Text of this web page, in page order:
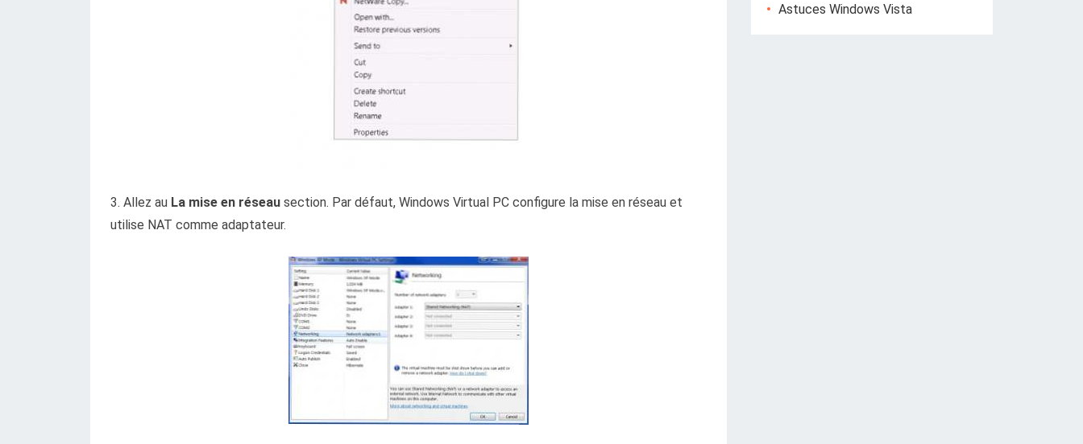
3. Allez au La mise en réseau section. Par défaut, Windows Virtual PC configure la mise en réseau et
utilise NAT comme adaptateur.
Astuces Windows Vista